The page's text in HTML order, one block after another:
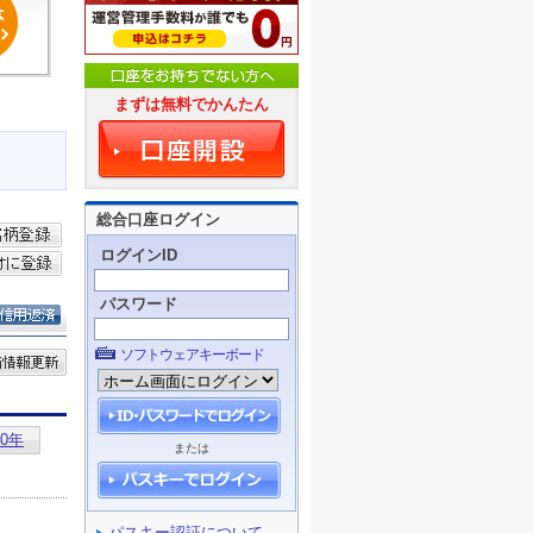
まずは無料でかんたん
総合口座ログイン
ログインID
パスワード
ソフトウェアキーボード
または